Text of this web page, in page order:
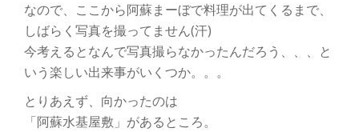
なので、ここから阿蘇まーぼで料理が出てくるまで、
しばらく写真を撮ってません(汗)
今考えるとなんで写真撮らなかったんだろう、、、と
いう楽しい出来事がいくつか。。。
とりあえず、向かったのは
「阿蘇水基屋敷」があるところ。